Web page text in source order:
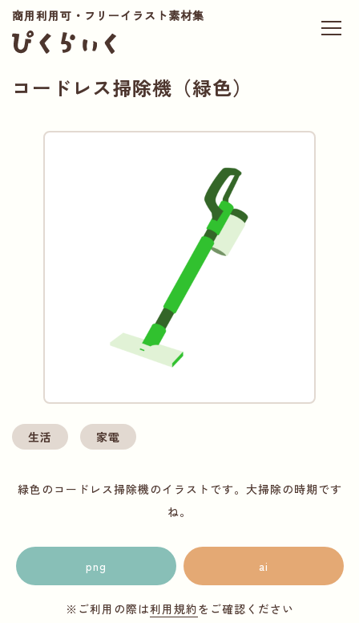
商用利用可・フリーイラスト素材集
コードレス掃除機（緑色）
生活 家電
緑色のコードレス掃除機のイラストです。大掃除の時期です
ね。
png ai
※ご利用の際は利用規約をご確認ください